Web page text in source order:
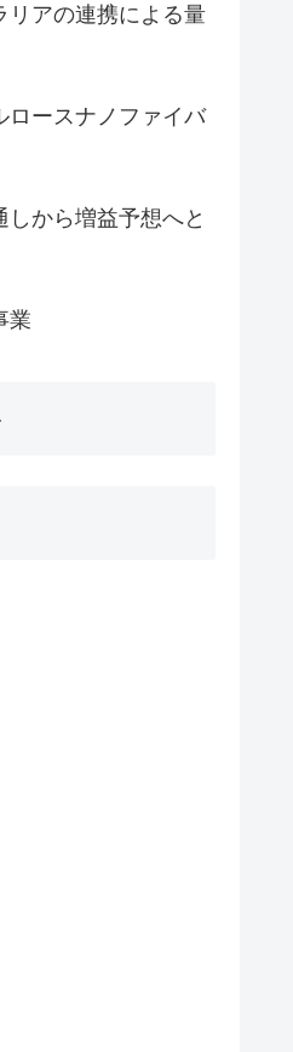
リアの連携による量
ロースナノファイバ
しから増益予想へと
業